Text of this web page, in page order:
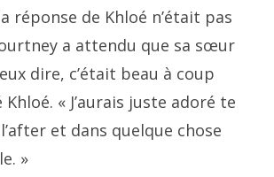
réponse de Khloé n’était pas
a attendu que sa sœur
dire, c’était beau à coup
« J’aurais juste adoré te
et dans quelque chose
»